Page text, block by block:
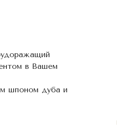
в Вашем
шпоном дуба и